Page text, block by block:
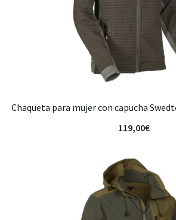
Chaqueta para mujer con capucha
119,00€